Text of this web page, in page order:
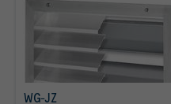
WG-JZ